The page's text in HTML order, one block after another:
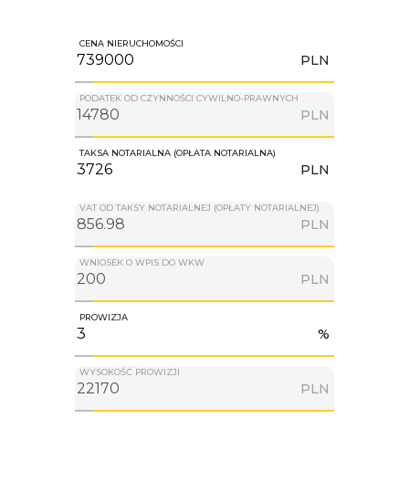
CENA NIERUCHOMOŚCI
PLN
PODATEK OD CZYNNOŚCI CYWILNO-PRAWNYCH
PLN
TAKSA NOTARIALNA (OPŁATA NOTARIALNA)
PLN
VAT OD TAKSY NOTARIALNEJ (OPŁATY NOTARIALNEJ)
PLN
WNIOSEK O WPIS DO WKW
PLN
PROWIZJA
%
WYSOKOŚĆ PROWIZJI
PLN